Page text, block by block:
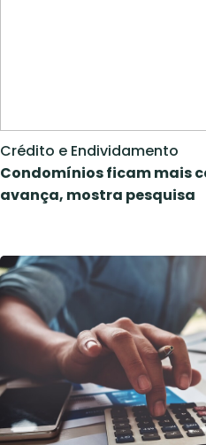
Crédito e Endividamento
Condomínios ficam mais
avança, mostra pesquisa